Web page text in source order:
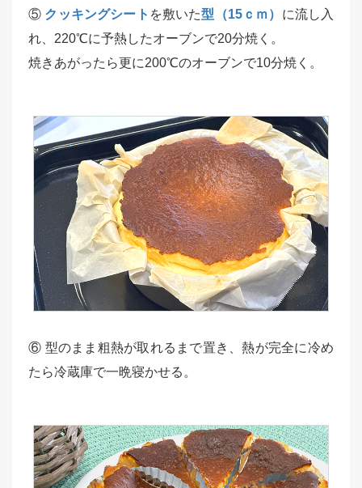
⑤ クッキングシート を敷いた型（15ｃｍ） に流し入
れ、220℃に予熱したオーブンで20分焼く。
焼きあがったら更に200℃のオーブンで10分焼く。
⑥ 型のまま粗熱が取れるまで置き、熱が完全に冷め
たら冷蔵庫で一晩寝かせる。